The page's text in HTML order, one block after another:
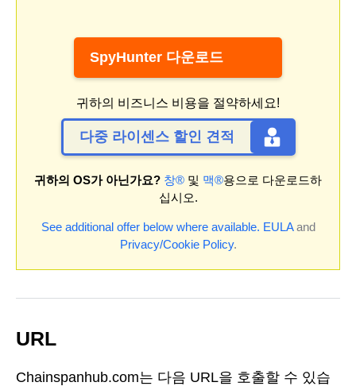
SpyHunter 다운로드
귀하의 비즈니스 비용을 절약하세요!
다중 라이센스 할인 견적
귀하의 OS가 아닌가요? 창® 및 맥®용으로 다운로드하
십시오.
See additional offer below where available. EULAand
Privacy/Cookie Policy.
URL
Chainspanhub.com는 다음 URL을 호출할 수 있습